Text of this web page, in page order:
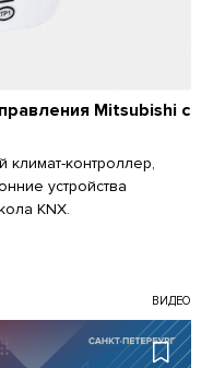
Mitsubishi с
климат-контроллер,
устройства
KNX.
ВИДЕО